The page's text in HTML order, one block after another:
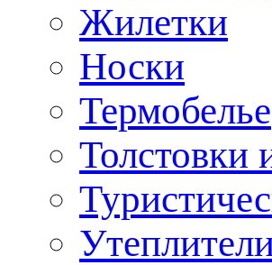
Жилетки
Носки
Термобелье
Толстовки